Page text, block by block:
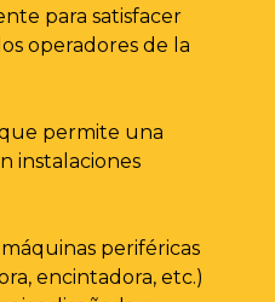
para satisfacer
operadores de la
permite una
instalaciones
periféricas
encintadora, etc.)